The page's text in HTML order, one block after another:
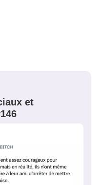
et
PSEUDO